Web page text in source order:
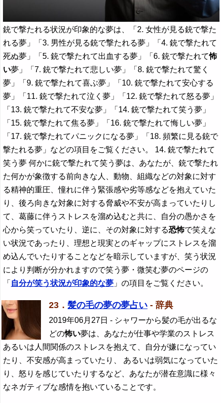
銃で撃たれる状況が印象的な夢は、「2. 女性が見る銃で撃た
れる夢」「3. 男性が見る銃で撃たれる夢」「4. 銃で撃たれて
死ぬ夢」「5. 銃で撃たれて出血する夢」「6. 銃で撃たれて怖
い夢」「7. 銃で撃たれて悲しい夢」「8. 銃で撃たれて驚く
夢」「9. 銃で撃たれて喜ぶ夢」「10. 銃で撃たれて安心する
夢」「11. 銃で撃たれて泣く夢」「12. 銃で撃たれて怒る夢」
「13. 銃で撃たれて不安な夢」「14. 銃で撃たれて笑う夢」
「15. 銃で撃たれて焦る夢」「16. 銃で撃たれて悔しい夢」
「17. 銃で撃たれてパニックになる夢」「18. 頻繁に見る銃で
撃たれる夢」などの項目をご覧ください。 14. 銃で撃たれて
笑う夢 何かに銃で撃たれて笑う夢は、あなたが、銃で撃たれ
た何かが象徴する前向きな人、動物、組織などの対象に対す
る精神的重圧、憧れに伴う緊張感や劣等感などを抱えていた
り、後ろ向きな対象に対する脅威や不安が高まっていたりし
て、葛藤に伴うストレスを溜め込むと共に、自分の愚かさを
心から笑っていたり、逆に、その対象に対する恐怖で笑えな
い状況であったり、理想と現実とのギャップにストレスを溜
め込んでいたりすることなどを暗示していますが、笑う状況
により判断が分かれますので笑う夢・微笑む夢のページの
「 自分が笑う状況が印象的な夢 」の項目をご覧ください。
23． 髪の毛の夢の夢占い - 辞典
2019年06月27日 - シャワーから髪の毛が出るな
どの怖い夢は、あなたが仕事や学業のストレス
あるいは人間関係のストレスを抱えて、自分が嫌になってい
たり、不安感が高まっていたり、 あるいは弱気になっていた
り、怒りを感じていたりするなど、あなたが潜在意識に様々
なネガティブな感情を抱いていることです。